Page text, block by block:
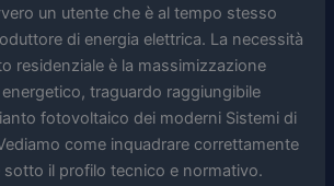
un utente che è al tempo stesso
di energia elettrica. La necessità
residenziale è la massimizzazione
energetico, traguardo raggiungibile
fotovoltaico dei moderni Sistemi di
come inquadrare correttamente
il profilo tecnico e normativo.